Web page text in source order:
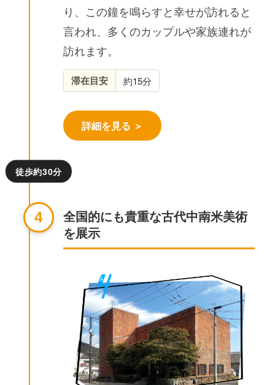
り、この鐘を鳴らすと幸せが訪れると
言われ、多くのカップルや家族連れが
訪れます。
滞在目安 約15分
詳細を見る ＞
徒歩約30分
4
全国的にも貴重な古代中南米美術
を展示